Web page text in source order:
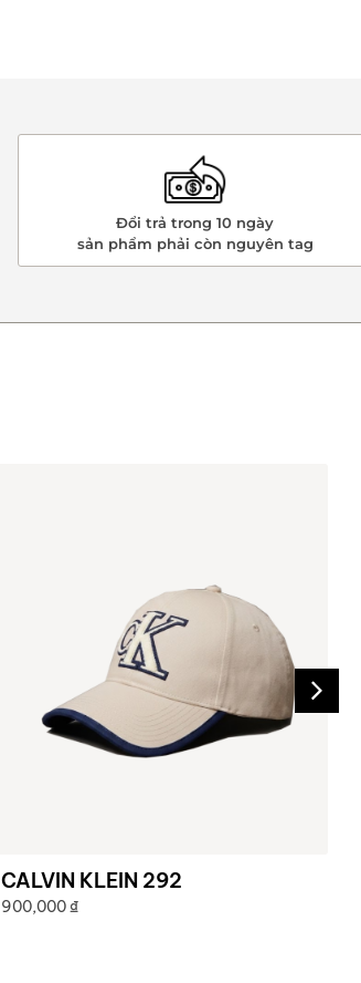
Đổi trả trong 10 ngày
sản phẩm phải còn nguyên tag
CALVIN KLEIN 292
900,000 ₫